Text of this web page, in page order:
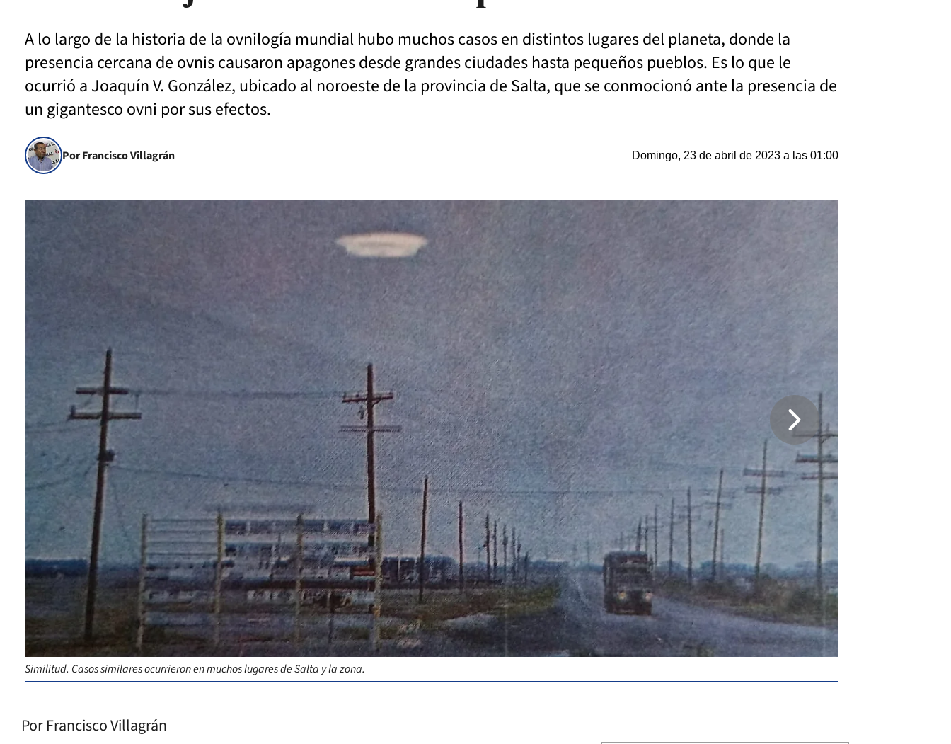
A lo largo de la historia de la ovnilogía mundial hubo muchos casos en distintos lugares del planeta, donde la
presencia cercana de ovnis causaron apagones desde grandes ciudades hasta pequeños pueblos. Es lo que le
ocurrió a Joaquín V. González, ubicado al noroeste de la provincia de Salta, que se conmocionó ante la presencia de
un gigantesco ovni por sus efectos.
Por Francisco Villagrán Domingo, 23 de abril de 2023 a las 01:00
Similitud. Casos similares ocurrieron en muchos lugares de Salta y la zona.
Por Francisco Villagrán